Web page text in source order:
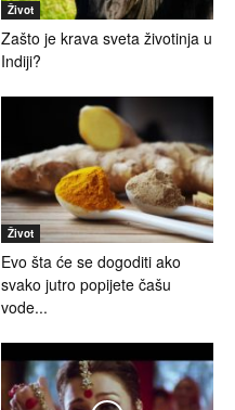
Život
Zašto je krava sveta životinja u
Indiji?
Život
Evo šta će se dogoditi ako
svako jutro popijete čašu
vode...